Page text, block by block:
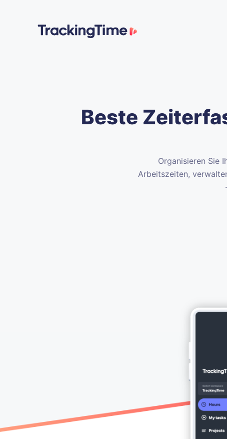
Beste
Organisieren Sie
Arbeitszeiten,